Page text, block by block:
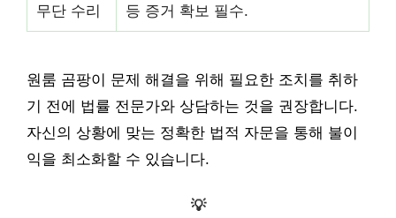
무단 수리
등 증거 확보 필수.
원룸 곰팡이 문제 해결을 위해 필요한 조치를 취하
기 전에 법률 전문가와 상담하는 것을 권장합니다.
자신의 상황에 맞는 정확한 법적 자문을 통해 불이
익을 최소화할 수 있습니다.
💡